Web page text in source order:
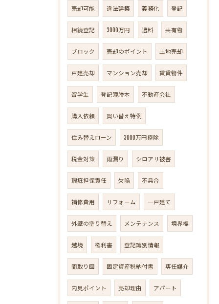
売却可能 違法建築 義務化 登記
相続登記 3000万円 過料 共有物
ブロック 売却のポイント 土地売却
戸建売却 マンション売却 賃貸物件
留学生 登記簿謄本 不動産会社
購入依頼 買い替え特例
住み替えローン 3000万円控除
税金対策 雨漏り シロアリ被害
瑕疵担保責任 欠陥 不具合
補修費用 リフォーム 一戸建て
外壁の塗り替え メンテナンス 境界標
越境 権利書 登記識別情報
間取り図 固定資産税納付書 専任媒介
内見ポイント 売却理由 アパート